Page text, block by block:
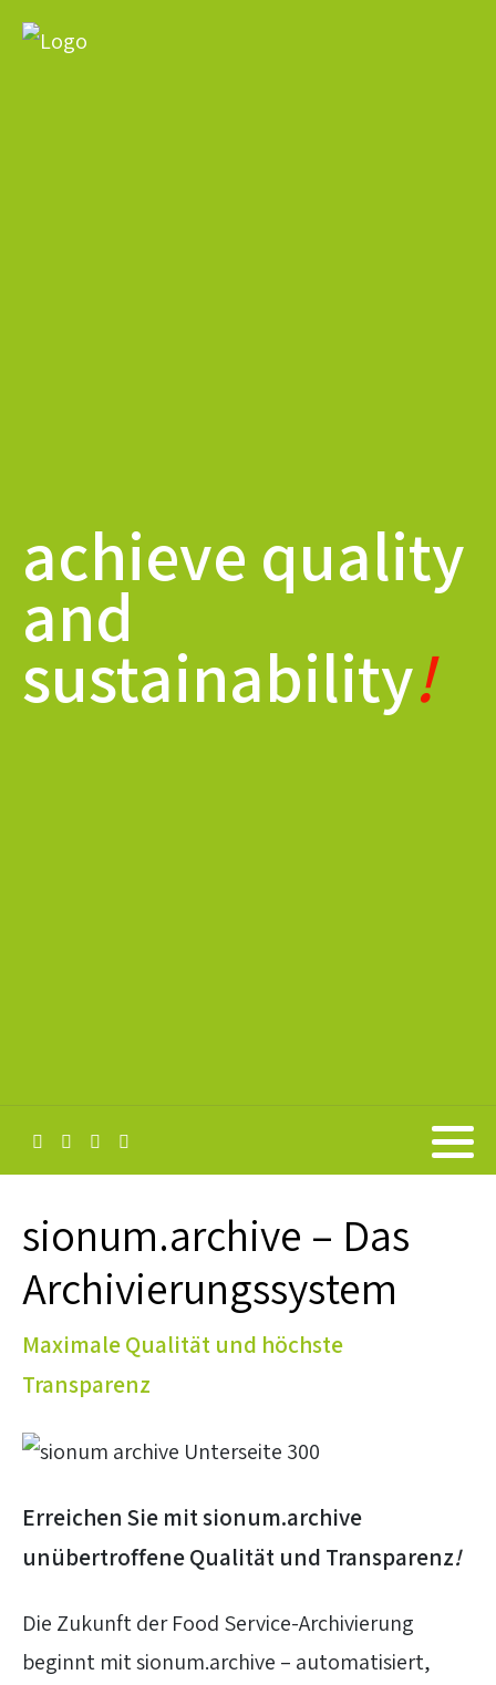
achieve quality
and
sustainability!
sionum.archive – Das
Archivierungssystem
Maximale Qualität und höchste
Transparenz
Erreichen Sie mit sionum.archive
unübertroffene Qualität und Transparenz!
Die Zukunft der Food Service-Archivierung
beginnt mit sionum.archive – automatisiert,